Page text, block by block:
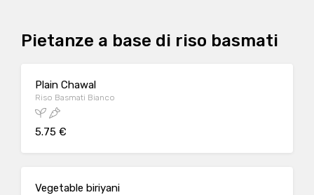
Pietanze a base di riso basmati
Plain Chawal
Riso Basmati Bianco
5.75 €
Vegetable biriyani